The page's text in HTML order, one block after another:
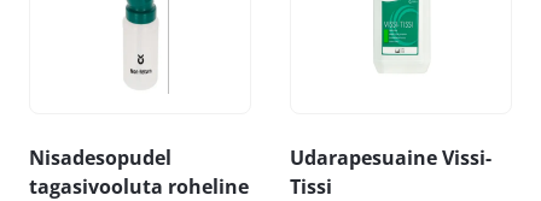
Nisadesopudel
tagasivooluta roheline
Udarapesuaine Vissi-
Tissi